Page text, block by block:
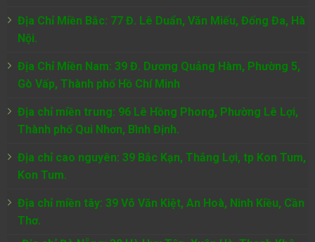
Địa Chỉ Miền Bắc: 77 Đ. Lê Duẩn, Văn Miếu, Đống Đa, Hà
Nội.
Địa Chỉ Miền Nam: 39 Đ. Dương Quảng Hàm, Phường 5,
Gò Vấp, Thành phố Hồ Chí Minh
Địa chỉ miền trung: 96 Lê Hồng Phong, Phường Lê Lợi,
Thành phố Qui Nhơn, Bình Định.
Địa chỉ cao nguyên: 39 Bắc Kạn, Thắng Lợi, tp Kon Tum,
Kon Tum.
Địa chỉ miền tây: 39 Võ Văn Kiệt, An Hoà, Ninh Kiều, Cần
Thơ.